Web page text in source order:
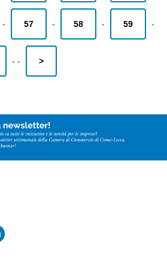
- 57 - 58 - 59 -
- - >